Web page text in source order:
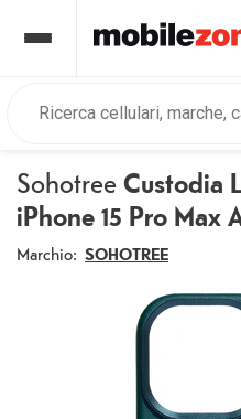
SohotreeCustodia
iPhone 15 Pro Max
Marchio: SOHOTREE